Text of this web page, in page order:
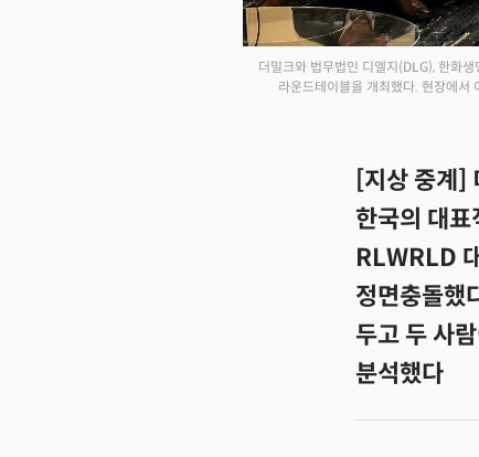
더밀크와 법무법인 디엘지(DLG), 한화
라운드테이블을 개최했다. 현장에서
[지상 중계]
한국의 대
RLWRLD
정면충돌했
두고 두 사
분석했다